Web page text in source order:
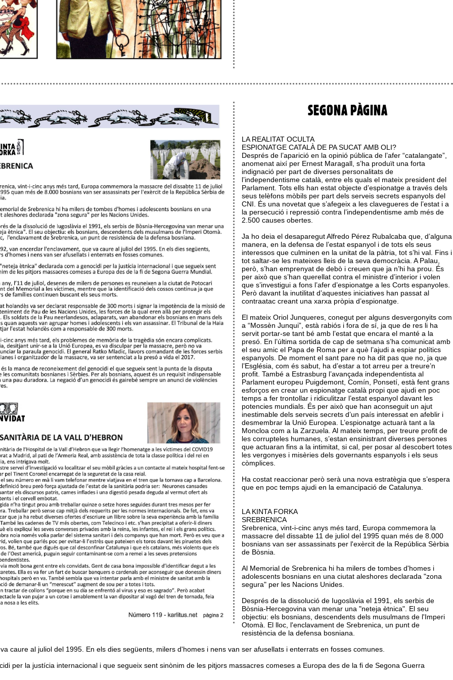
SEGONA PÀGINA
LA REALITAT OCULTA
ESPIONATGE CATALÀ DE PA SUCAT AMB OLI?
Després de l’aparició en la opinió pública de l’afer “catalangate”,
anomenat així per Ernest Maragall, s’ha produït una forta
indignació per part de diverses personalitats de
l’independentisme català, entre els quals el mateix president del
Parlament. Tots ells han estat objecte d’espionatge a través dels
seus telèfons mòbils per part dels serveis secrets espanyols del
CNI. És una novetat que s’afegeix a les clavegueres de l’estat i a
la persecució i repressió contra l’independentisme amb més de
2.500 causes obertes.
Ja ho deia el desaparegut Alfredo Pérez Rubalcaba que, d’alguna
manera, en la defensa de l’estat espanyol i de tots els seus
interessos que culminen en la unitat de la pàtria, tot s’hi val. Fins i
tot saltar-se les mateixes lleis de la seva democràcia. A Palau,
però, s’han emprenyat de debò i creuen que ja n’hi ha prou. És
per això que s’han querellat contra el ministre d’interior i volen
que s’investigui a fons l’afer d’espionatge a les Corts espanyoles.
Però davant la inutilitat d’aquestes iniciatives han passat al
contraatac creant una xarxa pròpia d’espionatge.
El mateix Oriol Junqueres, conegut per alguns desvergonyits com
a “Mossèn Junqui”, està rabiós i fora de sí, ja que de res li ha
servit portar-se tant bé amb l’estat que encara el manté a la
presó. En l’última sortida de cap de setmana s’ha comunicat amb
el seu amic el Papa de Roma per a què l’ajudi a espiar polítics
espanyols. De moment el sant pare no ha dit pas que no, ja que
l’Església, com és sabut, ha d’estar a tot arreu per a treure’n
profit. També a Estrasburg l’avançada independentista al
Parlament europeu Puigdemont, Comín, Ponsetí, està fent grans
esforços en crear un espionatge català propi que ajudi en poc
temps a fer trontollar i ridiculitzar l’estat espanyol davant les
potencies mundials. És per això que han aconseguit un ajut
inestimable dels serveis secrets d’un país interessat en afeblir i
desmembrar la Unió Europea. L’espionatge actuarà tant a la
Moncloa com a la Zarzuela. Al mateix temps, per treure profit de
les corrupteles humanes, s’estan ensinistrant diverses persones
que actuaran fins a la intimitat, si cal, per posar al descobert totes
les vergonyes i misèries dels governants espanyols i els seus
còmplices.
Ha costat reaccionar però serà una nova estratègia que s’espera
que en poc temps ajudi en la emancipació de Catalunya.
LA KINTA FORKA
SREBRENICA
Srebrenica, vint-i-cinc anys més tard, Europa commemora la
massacre del dissabte 11 de juliol del 1995 quan més de 8.000
bosnians van ser assassinats per l'exèrcit de la República Sèrbia
de Bòsnia.
Al Memorial de Srebrenica hi ha milers de tombes d'homes i
adolescents bosnians en una ciutat aleshores declarada "zona
segura" per les Nacions Unides.
Després de la dissolució de Iugoslàvia el 1991, els serbis de
Bòsnia-Hercegovina van menar una "neteja ètnica". El seu
objectiu: els bosnians, descendents dels musulmans de l'Imperi
Otomà. El lloc, l'enclavament de Srebrenica, un punt de
resistència de la defensa bosniana.
caure al juliol del 1995. En els dies següents, milers d'homes i nens van ser afusellats i enterrats en fosses comunes.
per la justícia internacional i que segueix sent sinònim de les pitjors massacres comeses a Europa des de la fi de Segona Guerra